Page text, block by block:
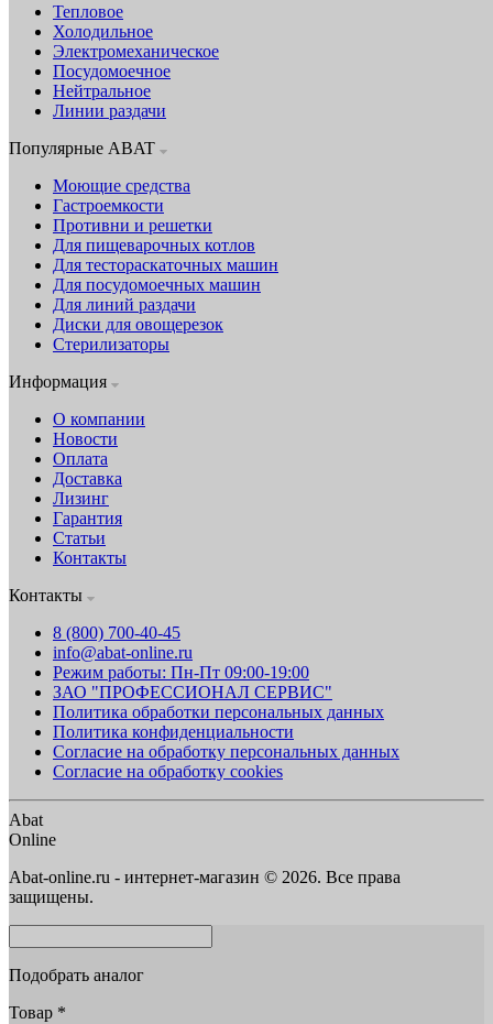
Тепловое
Холодильное
Электромеханическое
Посудомоечное
Нейтральное
Линии раздачи
Популярные ABAT
Моющие средства
Гастроемкости
Противни и решетки
Для пищеварочных котлов
Для тестораскаточных машин
Для посудомоечных машин
Для линий раздачи
Диски для овощерезок
Стерилизаторы
Информация
О компании
Новости
Оплата
Доставка
Лизинг
Гарантия
Статьи
Контакты
Контакты
8 (800) 700-40-45
info@abat-online.ru
Режим работы: Пн-Пт 09:00-19:00
ЗАО "ПРОФЕССИОНАЛ СЕРВИС"
Политика обработки персональных данных
Политика конфиденциальности
Согласие на обработку персональных данных
Согласие на обработку cookies
Abat
Online
Abat-online.ru - интернет-магазин © 2026. Все права
защищены.
Подобрать аналог
Товар *